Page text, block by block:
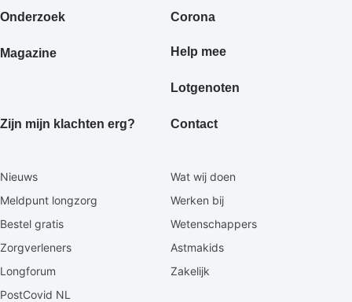
Onderzoek Corona
Magazine Help mee
Lotgenoten
Zijn mijn klachten erg? Contact
Secundaire
Nieuws
Wat wij doen
Meldpunt longzorg
Werken bij
Bestel gratis
Wetenschappers
Zorgverleners
Astmakids
Longforum
Zakelijk
PostCovid NL